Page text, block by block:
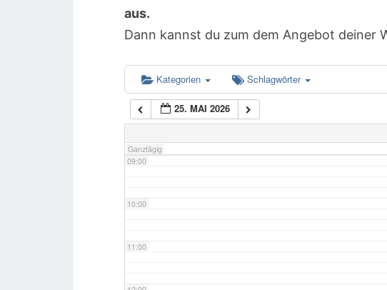
aus.
Dann kannst du zum dem Angebot deiner
Kategorien Schlagwörter
25. MAI 2026
Ganztägig
06:00
07:00
08:00
09:00
10:00
11:00